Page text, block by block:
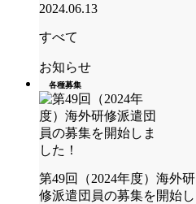
2024.06.13
すべて
お知らせ
各種募集
第49回（2024年度）海外研
修派遣団員の募集を開始し